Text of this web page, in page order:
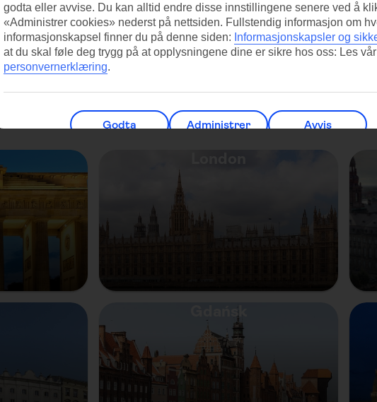
godta eller avvise. Du kan alltid endre disse innstillingene senere ved å
«Administrer cookies» nederst på nettsiden. Fullstendig informasjon om
informasjonskapsel finner du på denne siden: Informasjonskapsler og
at du skal føle deg trygg på at opplysningene dine er sikre hos oss: Les vår
personvernerklæring.
Godta Administrer Avvis